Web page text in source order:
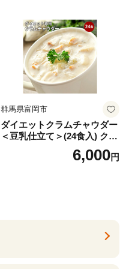
群馬県富岡市
ダイエットクラムチャウダー
＜豆乳仕立て＞(24食入) クラ
ムチャウダー 豆乳 ダイエッ
ト スープ プロテイン たんぱ
6,000円